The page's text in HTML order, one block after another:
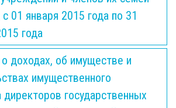
01 января 2015 года по 31
года
доходах, об имуществе и
имущественного
директоров государственных